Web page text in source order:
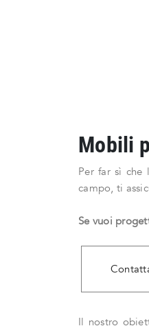
Mobili
Per far sì che
campo, ti
Se vuoi
Il nostro